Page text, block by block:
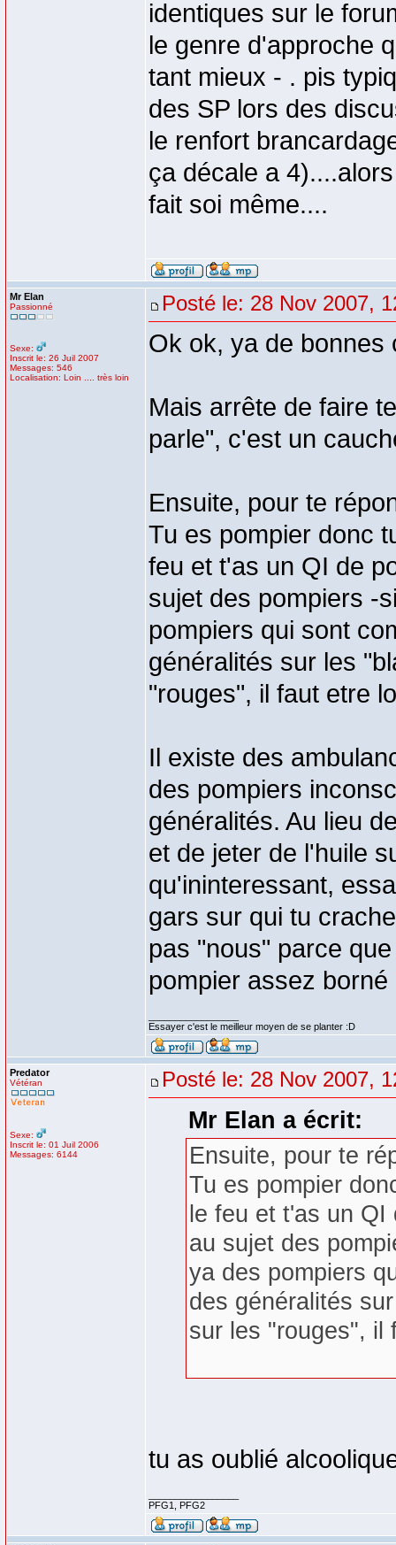
identiques sur le
le genre d'approche
tant mieux - . pis
des SP lors des
le renfort
ça décale a
fait soi même....
Mr Elan
Passionné
Sexe:
Inscrit le: 26 Juil 2007
Messages: 546
Localisation: Loin .... très loin
Posté le: 28 Nov 2007,
Ok ok, ya de bonnes
Mais arrête de faire
parle", c'est un
Ensuite, pour te
Tu es pompier donc
feu et t'as un QI de
sujet des pompiers -
pompiers qui sont
généralités sur les
"rouges", il faut etre
Il existe des
des pompiers
généralités. Au lieu
et de jeter de l'huile
qu'ininteressant,
gars sur qui tu
pas "nous" parce
pompier assez borné
Essayer c'est le meilleur moyen de se planter :D
Predator
Vétéran
Sexe:
Inscrit le: 01 Juil 2006
Messages: 6144
Posté le: 28 Nov 2007,
Mr Elan a écrit:
Ensuite, pour te
Tu es pompier
le feu et t'as un
au sujet des
ya des pompiers
des généralités
sur les "rouges", il
tu as oublié
PFG1, PFG2